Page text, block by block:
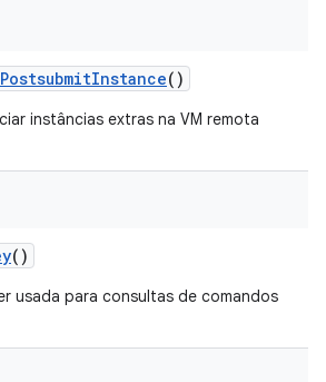
PostsubmitInstance()
instâncias extras na VM remota
()
usada para consultas de comandos